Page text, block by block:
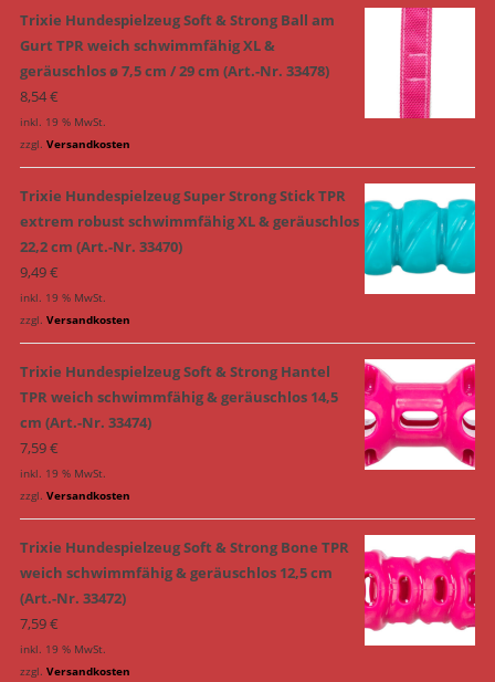
Trixie Hundespielzeug Soft & Strong Ball am
Gurt TPR weich schwimmfähig XL &
geräuschlos ø 7,5 cm / 29 cm (Art.-Nr. 33478)
8,54€
inkl. 19 % MwSt.
zzgl. Versandkosten
Trixie Hundespielzeug Super Strong Stick TPR
extrem robust schwimmfähig XL & geräuschlos
22,2 cm (Art.-Nr. 33470)
9,49€
inkl. 19 % MwSt.
zzgl. Versandkosten
Trixie Hundespielzeug Soft & Strong Hantel
TPR weich schwimmfähig & geräuschlos 14,5
cm (Art.-Nr. 33474)
7,59€
inkl. 19 % MwSt.
zzgl. Versandkosten
Trixie Hundespielzeug Soft & Strong Bone TPR
weich schwimmfähig & geräuschlos 12,5 cm
(Art.-Nr. 33472)
7,59€
inkl. 19 % MwSt.
zzgl. Versandkosten